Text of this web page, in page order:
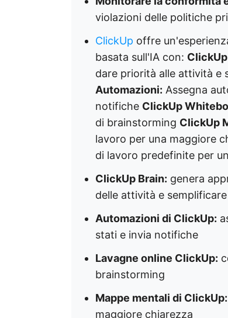
violazioni delle politiche
ClickUp offre
basata sull'IA con:
dare priorità alle attività e
Automazioni: Assegna
notifiche ClickUp
di brainstorming ClickUp
lavoro per una maggiore
di lavoro predefinite per
ClickUp Brain: genera
delle attività e
Automazioni di ClickUp:
stati e invia notifiche
Lavagne online ClickUp:
brainstorming
Mappe mentali di ClickUp:
maggiore chiarezza